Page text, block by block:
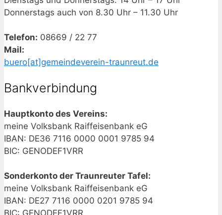
Donnerstags auch von 8.30 Uhr – 11.30 Uhr
Telefon: 08669 / 22 77
Mail:
buero[at]gemeindeverein-traunreut.de
Bankverbindung
Hauptkonto des Vereins:
meine Volksbank Raiffeisenbank eG
IBAN: DE36 7116 0000 0001 9785 94
BIC: GENODEF1VRR
Sonderkonto der Traunreuter Tafel:
meine Volksbank Raiffeisenbank eG
IBAN: DE27 7116 0000 0201 9785 94
BIC: GENODEF1VRR